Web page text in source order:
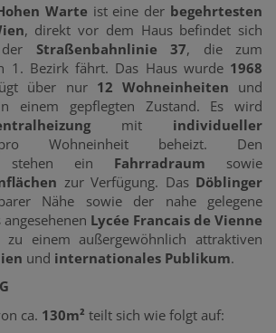
Warte ist eine der begehrtesten
, direkt vor dem Haus befindet sich
Straßenbahnlinie 37, die zum
1. Bezirk fährt. Das Haus wurde 1968
über nur 12 Wohneinheiten und
einem gepflegten Zustand. Es wird
mit individueller
Wohneinheit beheizt. Den
stehen ein Fahrradraum sowie
zur Verfügung. Das Döblinger
Nähe sowie der nahe gelegene
angesehenen Lycée Francais de Vienne
zu einem außergewöhnlich attraktiven
und internationales Publikum.
ca. 130m² teilt sich wie folgt auf: